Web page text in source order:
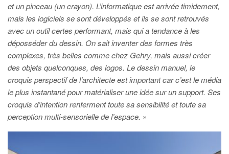
et un pinceau (un crayon). L’informatique est arrivée timidement,
mais les logiciels se sont développés et ils se sont retrouvés
avec un outil certes performant, mais qui a tendance à les
déposséder du dessin. On sait inventer des formes très
complexes, très belles comme chez Gehry, mais aussi créer
des objets quelconques, des logos. Le dessin manuel, le
croquis perspectif de l’architecte est important car c’est le média
le plus instantané pour matérialiser une idée sur un support. Ses
croquis d’intention renferment toute sa sensibilité et toute sa
perception multi-sensorielle de l’espace. »